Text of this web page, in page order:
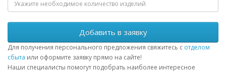
Добавить в заявку
Для получения персонального предложения свяжитесь с отделом
сбыта или оформите заявку прямо на сайте!
Наши специалисты помогут подобрать наиболее интересное